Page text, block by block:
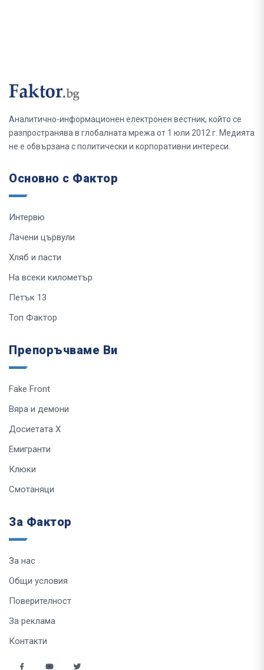
Аналитично-информационен електронен вестник, който се
разпространява в глобалната мрежа от 1 юли 2012 г. Медията
не е обвързана с политически и корпоративни интереси.
Основно с Фактор
Интервю
Лачени цървули
Хляб и пасти
На всеки километър
Петък 13
Топ Фактор
Препоръчваме Ви
Fake Front
Вяра и демони
Досиетата Х
Емигранти
Клюки
Смотаняци
За Фактор
За нас
Общи условия
Поверителност
За реклама
Контакти